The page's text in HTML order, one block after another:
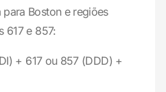
Boston e regiões
617 e 857:
+ 617 ou 857 (DDD) +